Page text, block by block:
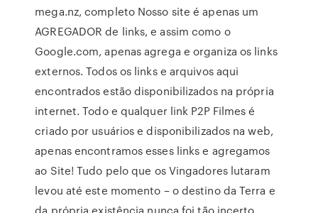
mega.nz, completo Nosso site é apenas um
AGREGADOR de links, e assim como o
Google.com, apenas agrega e organiza os links
externos. Todos os links e arquivos aqui
encontrados estão disponibilizados na própria
internet. Todo e qualquer link P2P Filmes é
criado por usuários e disponibilizados na web,
apenas encontramos esses links e agregamos
ao Site! Tudo pelo que os Vingadores lutaram
levou até este momento – o destino da Terra e
da própria existência nunca foi tão incerto.